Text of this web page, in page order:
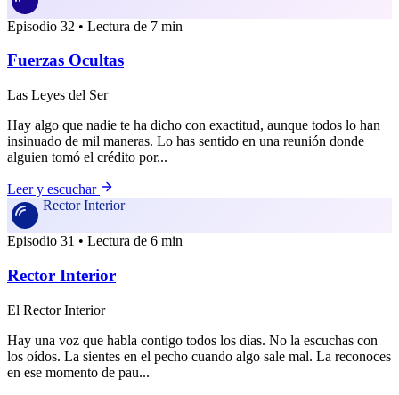
Episodio 32 • Lectura de 7 min
Fuerzas Ocultas
Las Leyes del Ser
Hay algo que nadie te ha dicho con exactitud, aunque todos lo han
insinuado de mil maneras. Lo has sentido en una reunión donde
alguien tomó el crédito por...
Leer y escuchar
Rector Interior
Episodio 31 • Lectura de 6 min
Rector Interior
El Rector Interior
Hay una voz que habla contigo todos los días. No la escuchas con
los oídos. La sientes en el pecho cuando algo sale mal. La reconoces
en ese momento de pau...